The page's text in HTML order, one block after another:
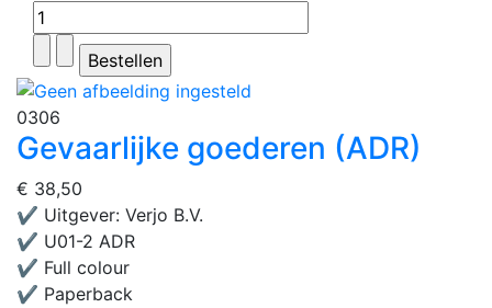
0306
Gevaarlijke goederen (ADR)
€ 38,50
✔ Uitgever: Verjo B.V.
✔ U01-2 ADR
✔ Full colour
✔ Paperback